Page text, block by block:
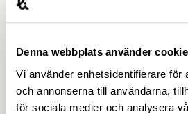
Denna webbplats använder
Vi använder enhetsidentifierare för
och annonserna till användarna,
för sociala medier och analysera
kompetensförsörjning på